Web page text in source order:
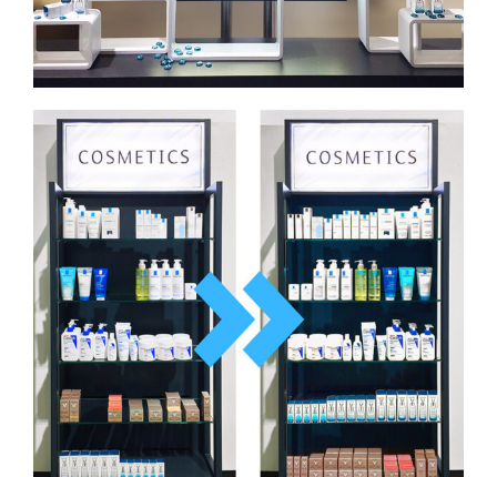
Optimierung einer
Regalpräsentation mit Vorher-
Nachher Effekt